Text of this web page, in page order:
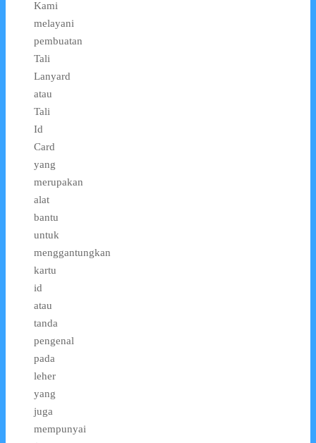
Kami
melayani
pembuatan
Tali
Lanyard
atau
Tali
Id
Card
yang
merupakan
alat
bantu
untuk
menggantungkan
kartu
id
atau
tanda
pengenal
pada
leher
yang
juga
mempunyai